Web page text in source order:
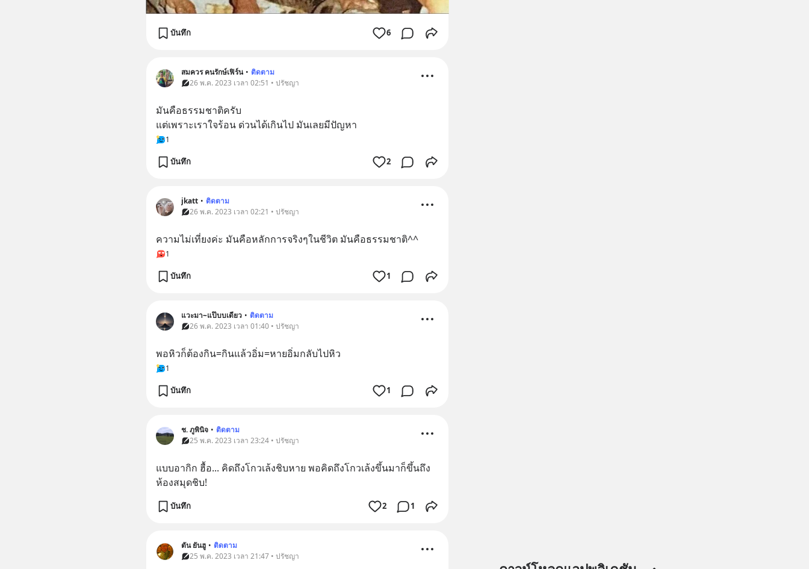
บันทึก 6
สมควร คนรักษ์เฟิร์น • ติดตาม
26 พ.ค. 2023 เวลา 02:51 • ปรัชญา
มันคือธรรมชาติครับ
แต่เพราะเราใจร้อน ด่วนได้เกินไป มันเลยมีปัญหา
1
บันทึก 2
jkatt • ติดตาม
26 พ.ค. 2023 เวลา 02:21 • ปรัชญา
ความไม่เที่ยงค่ะ มันคือหลักการจริงๆในชีวิต มันคือธรรมชาติ^^
1
บันทึก 1
แวะมา~แป๊บบเดียว • ติดตาม
26 พ.ค. 2023 เวลา 01:40 • ปรัชญา
พอหิวก็ต้องกิน=กินแล้วอิ่ม=หายอิ่มกลับไปหิว
1
บันทึก 1
ช. ภูพินิจ • ติดตาม
25 พ.ค. 2023 เวลา 23:24 • ปรัชญา
แบบอากิก ฮื้อ... คิดถึงโกวเล้งชิบหาย พอคิดถึงโกวเล้งขึ้นมาก็ขึ้นถึง
ห้องสมุดชิบ!
บันทึก 2 1
ตัน ยันฮู • ติดตาม
25 พ.ค. 2023 เวลา 21:47 • ปรัชญา